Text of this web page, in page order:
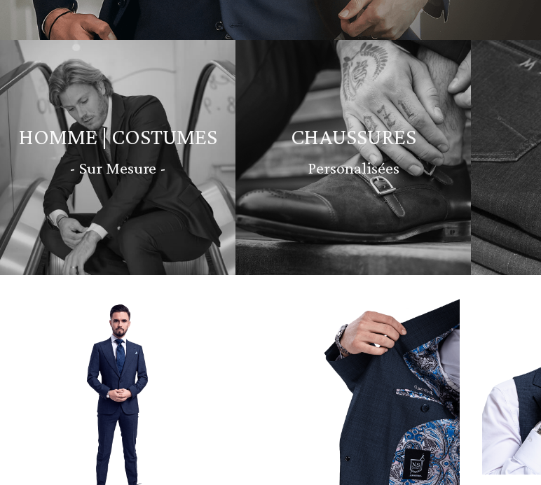
HOMME | COSTUMES
- Sur Mesure -
CHAUSSURES
Personalisées